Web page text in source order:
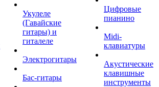
Укулеле
(Гавайские
гитары) и
гиталеле
Электрогитары
Бас-гитары
Цифровые
пианино
Midi-
клавиатуры
Акустические
клавишные
инструменты